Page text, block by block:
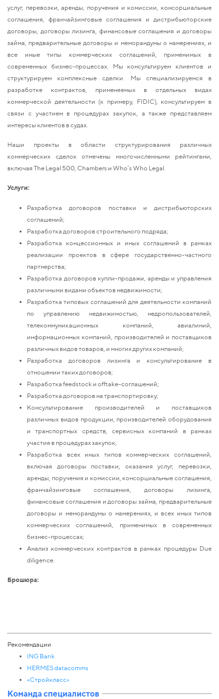
услуг, перевозки, аренды, поручения и комиссии, консорциальные
соглашения, франчайзинговые соглашения и дистрибьюторские
договоры, договоры лизинга, финансовые соглашения и договоры
займа, предварительные договоры и меморандумы о намерениях, и
все иные типы коммерческих соглашений, применимых в
современных бизнес-процессах. Мы консультируем клиентов и
структурируем комплексные сделки. Мы специализируемся в
разработке контрактов, применяемых в отдельных видах
коммерческой деятельности (к примеру, FIDIC), консультируем в
связи с участием в процедурах закупок, а также представляем
интересы клиентов в судах.
Наши проекты в области структурирования различных
коммерческих сделок отмечены многочисленными рейтингами,
включая The Legal 500, Chambers и Who’s Who Legal.
Услуги:
Разработка договоров поставки и дистрибьюторских
соглашений;
Разработка договоров строительного подряда;
Разработка концессионных и иных соглашений в рамках
реализации проектов в сфере государственно-частного
партнерства;
Разработка договоров купли-продажи, аренды и управления
различными видами объектов недвижимости;
Разработка типовых соглашений для деятельности компаний
по управлению недвижимостью, недропользователей,
телекоммуникационных компаний, авиалиний,
информационных компаний, производителей и поставщиков
различных видов товаров, и многих других компаний;
Разработка договоров лизинга и консультирование в
отношении таких договоров;
Разработка feedstock и offtake-соглашений;
Разработка договоров на транспортировку;
Консультирование производителей и поставщиков
различных видов продукции, производителей оборудования
и транспортных средств, сервисных компаний в рамках
участия в процедурах закупок;
Разработка всех иных типов коммерческих соглашений,
включая договоры поставки, оказания услуг, перевозки,
аренды, поручения и комиссии, консорциальные соглашения,
франчайзинговые соглашения, договоры лизинга,
финансовые соглашения и договоры займа, предварительные
договоры и меморандумы о намерениях, и всех иных типов
коммерческих соглашений, применимых в современных
бизнес-процессах;
Анализ коммерческих контрактов в рамках процедуры Due
diligence.
Брошюра:
Рекомендации
ING Bank
HERMES datacomms
«Стройкласс»
Команда специалистов